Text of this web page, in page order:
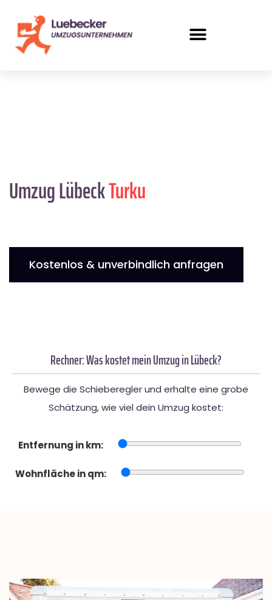
Umzug LübeckTurku
Kostenlos & unverbindlich anfragen
Rechner: Was kostet mein Umzug in Lübeck?
Bewege die Schieberegler und erhalte eine grobe
Schätzung, wie viel dein Umzug kostet:
Entfernung in km:
Wohnfläche in qm: